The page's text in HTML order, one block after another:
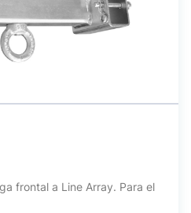
frontal a Line Array. Para el